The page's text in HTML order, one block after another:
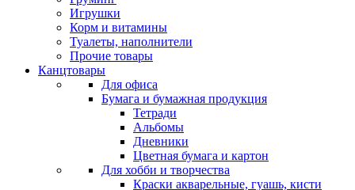
Игрушки
Корм и витамины
Туалеты, наполнители
Прочие товары
Канцтовары
Для офиса
Бумага и бумажная продукция
Тетради
Альбомы
Дневники
Цветная бумага и картон
Для хобби и творчества
Краски акварельные, гуашь, кисти